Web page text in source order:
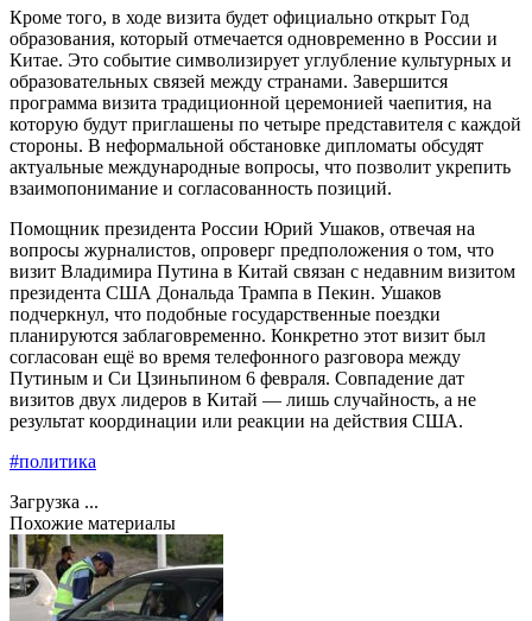
Кроме того, в ходе визита будет официально открыт Год
образования, который отмечается одновременно в России и
Китае. Это событие символизирует углубление культурных и
образовательных связей между странами. Завершится
программа визита традиционной церемонией чаепития, на
которую будут приглашены по четыре представителя с каждой
стороны. В неформальной обстановке дипломаты обсудят
актуальные международные вопросы, что позволит укрепить
взаимопонимание и согласованность позиций.
Помощник президента России Юрий Ушаков, отвечая на
вопросы журналистов, опроверг предположения о том, что
визит Владимира Путина в Китай связан с недавним визитом
президента США Дональда Трампа в Пекин. Ушаков
подчеркнул, что подобные государственные поездки
планируются заблаговременно. Конкретно этот визит был
согласован ещё во время телефонного разговора между
Путиным и Си Цзиньпином 6 февраля. Совпадение дат
визитов двух лидеров в Китай — лишь случайность, а не
результат координации или реакции на действия США.
#политика
Загрузка ...
Похожие материалы